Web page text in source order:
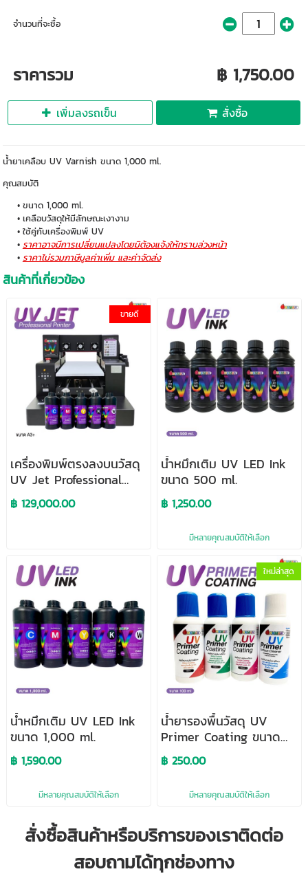
จำนวนที่จะซื้อ
ราคารวม ฿ 1,750.00
เพิ่มลงรถเข็น สั่งซื้อ
น้ำยาเคลือบ UV Varnish ขนาด 1,000 ml.
คุณสมบัติ
ขนาด 1,000 ml.
เคลือบวัสดุให้มีลักษณะเงางาม
ใช้คู่กับเครื่องพิมพ์ UV
ราคาอาจมีการเปลี่ยนแปลงโดยมิต้องแจ้งให้ทราบล่วงหน้า
ราคาไม่รวมภาษีมูลค่าเพิ่ม และค่าจัดส่ง
สินค้าที่เกี่ยวข้อง
ขายดี
เครื่องพิมพ์ตรงลงบนวัสดุ
UV Jet Professional
Printer ขนาด A3+
฿ 129,000.00
น้ำหมึกเติม UV LED Ink
ขนาด 500 ml.
฿ 1,250.00
มีหลายคุณสมบัติให้เลือก
น้ำหมึกเติม UV LED Ink
ขนาด 1,000 ml.
฿ 1,590.00
มีหลายคุณสมบัติให้เลือก
ใหม่ล่าสุด
น้ำยารองพื้นวัสดุ UV
Primer Coating ขนาด
100 ml.
฿ 250.00
มีหลายคุณสมบัติให้เลือก
สั่งซื้อสินค้าหรือบริการของเราติดต่อ
สอบถามได้ทุกช่องทาง